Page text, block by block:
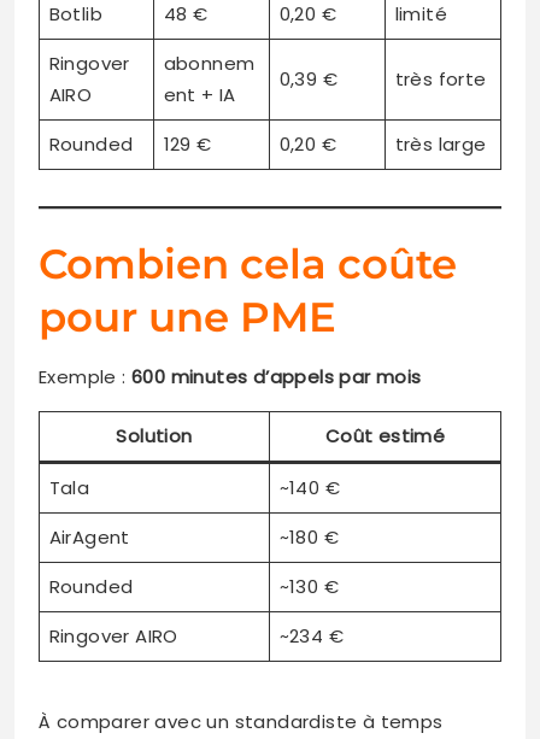
Botlib 48 € 0,20 €
limité
Ringover
AIRO
abonnem
ent + IA
0,39 € très forte
Rounded 129 € 0,20 € très large
Combien cela coûte
pour une PME
Exemple : 600 minutes d’appels par mois
Solution Coût estimé
Tala
~140 €
AirAgent
~180 €
Rounded
~130 €
Ringover AIRO
~234 €
À comparer avec un standardiste à temps